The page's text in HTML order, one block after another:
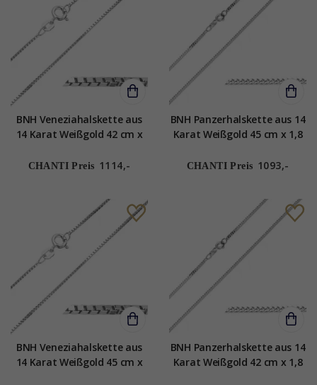
BNH Veneziahalskette aus
14 Karat Weißgold 42 cm x
CHANTI Preis 1114,-
BNH Panzerhalskette aus 14
Karat Weißgold 45 cm x 1,8
CHANTI Preis 1093,-
BNH Veneziahalskette aus
14 Karat Weißgold 45 cm x
BNH Panzerhalskette aus 14
Karat Weißgold 42 cm x 1,8